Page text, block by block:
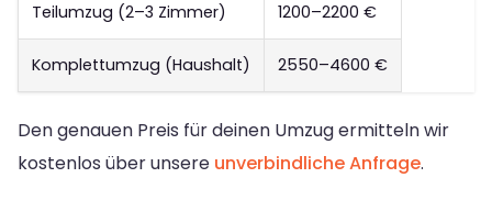
Teilumzug (2–3 Zimmer) 1200–2200 €
Komplettumzug (Haushalt) 2550–4600 €
Den genauen Preis für deinen Umzug ermitteln wir
kostenlos über unsere unverbindliche Anfrage.